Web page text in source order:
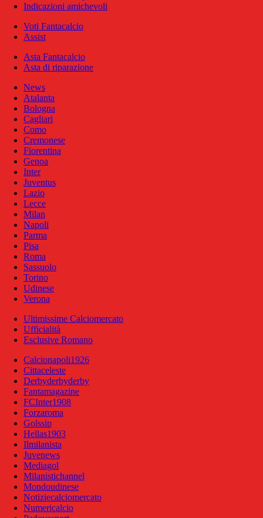
Indicazioni amichevoli
Voti Fantacalcio
Assist
Asta Fantacalcio
Asta di riparazione
News
Atalanta
Bologna
Cagliari
Como
Cremonese
Fiorentina
Genoa
Inter
Juventus
Lazio
Lecce
Milan
Napoli
Parma
Pisa
Roma
Sassuolo
Torino
Udinese
Verona
Ultimissime Calciomercato
Ufficialità
Esclusive Romano
Calcionapoli1926
Cittaceleste
Derbyderbyderby
Fantamagazine
FCInter1908
Forzaroma
Golssip
Hellas1903
Ilmilanista
Juvenews
Mediagol
Milanistichannel
Mondoudinese
Notiziecalciomercato
Numericalcio